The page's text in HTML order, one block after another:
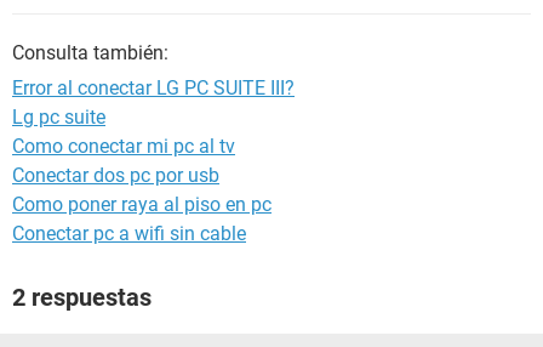
Consulta también:
Error al conectar LG PC SUITE III?
Lg pc suite
Como conectar mi pc al tv
Conectar dos pc por usb
Como poner raya al piso en pc
Conectar pc a wifi sin cable
2 respuestas